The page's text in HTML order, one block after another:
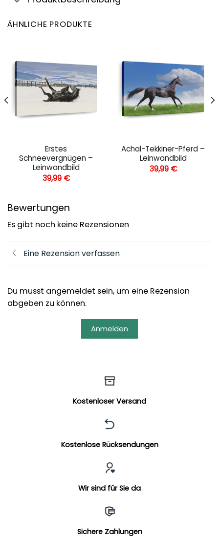
ÄHNLICHE PRODUKTE
Erstes
Schneevergnügen –
Leinwandbild
39,99 €
Achal-Tekkiner-Pferd –
Leinwandbild
39,99 €
Bewertungen
Es gibt noch keine Rezensionen
Eine Rezension verfassen
Du musst angemeldet sein, um eine Rezension
abgeben zu können.
Anmelden
Kostenloser Versand
Kostenlose Rücksendungen
Wir sind für Sie da
Sichere Zahlungen